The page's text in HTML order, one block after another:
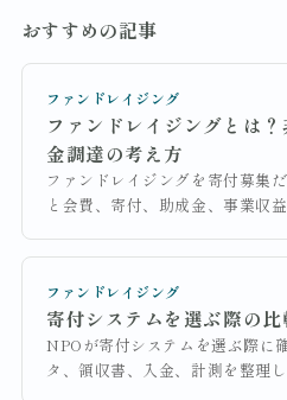
おすすめの記事
ファンドレイジング
ファンドレイジングとは
金調達の考え方
ファンドレイジングを寄付募集
と会費、寄付、助成金、事業収
方まで整理します。
ファンドレイジング
寄付システムを選ぶ際の比
NPOが寄付システムを選ぶ際に
タ、領収書、入金、計測を整理